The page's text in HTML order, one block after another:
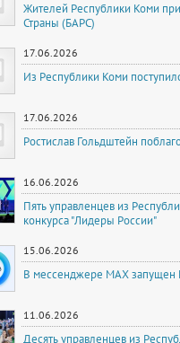
Жителей Республики Коми
Страны (БАРС)
17.06.2026
Из Республики Коми
17.06.2026
Ростислав Гольдштейн
16.06.2026
Пять управленцев из
конкурса "Лидеры России"
15.06.2026
В мессенджере МАХ запущен
11.06.2026
Десять управленцев из